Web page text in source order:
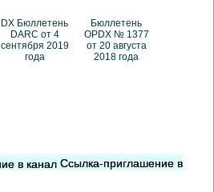
DX Бюллетень
DARC от 4
сентября 2019
года
Бюллетень
OPDX № 1377
от 20 августа
2018 года
Ссылка-приглашение в